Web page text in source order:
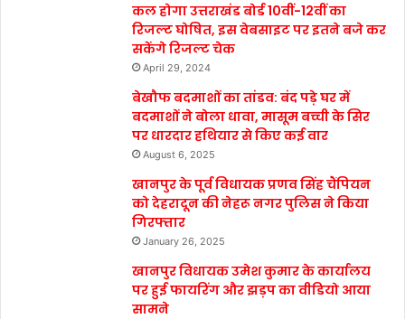
कल होगा उत्तराखंड बोर्ड 10वीं-12वीं का
रिजल्ट घोषित, इस वेबसाइट पर इतने बजे कर
सकेंगे रिजल्ट चेक
April 29, 2024
बेखौफ बदमाशों का तांडव: बंद पड़े घर में
बदमाशों ने बोला धावा, मासूम बच्ची के सिर
पर धारदार हथियार से किए कई वार
August 6, 2025
खानपुर के पूर्व विधायक प्रणव सिंह चैंपियन
को देहरादून की नेहरू नगर पुलिस ने किया
गिरफ्तार
January 26, 2025
खानपुर विधायक उमेश कुमार के कार्यालय
पर हुई फायरिंग और झड़प का वीडियो आया
सामने